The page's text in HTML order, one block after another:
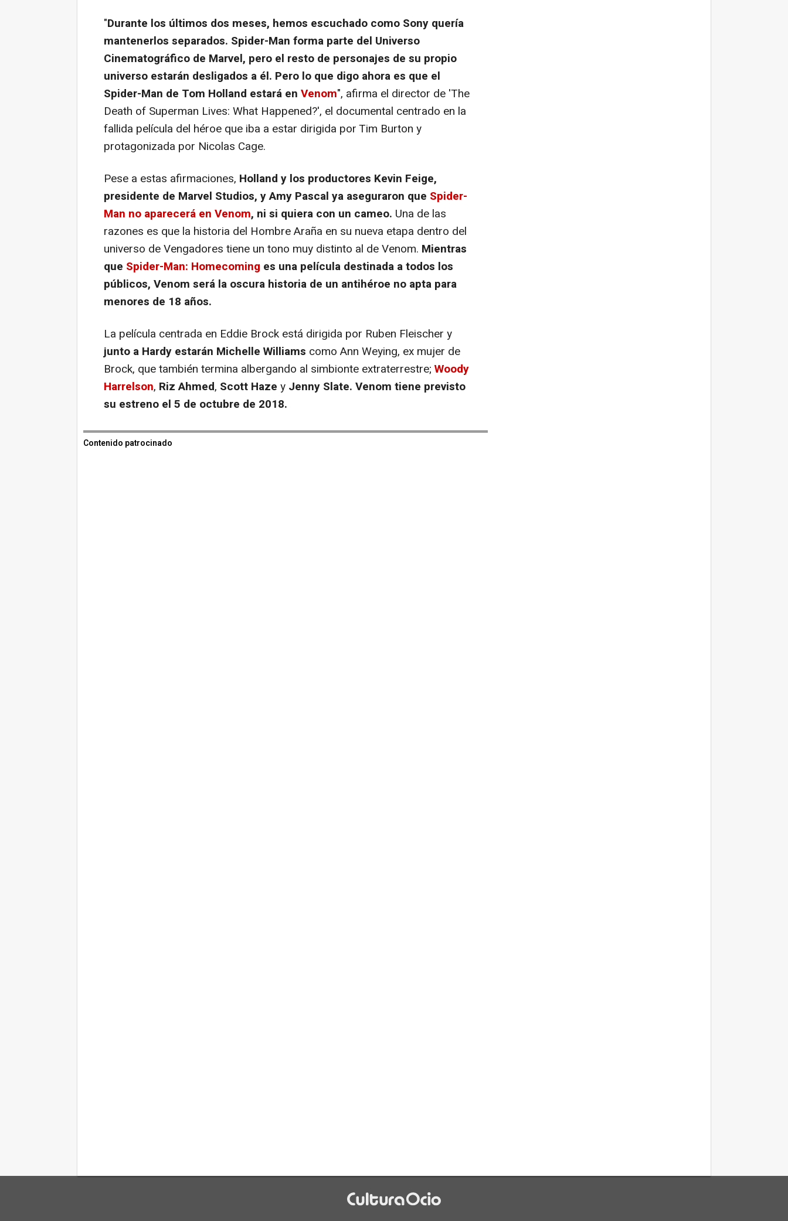
"Durante los últimos dos meses, hemos escuchado como Sony quería
mantenerlos separados. Spider-Man forma parte del Universo
Cinematográfico de Marvel, pero el resto de personajes de su propio
universo estarán desligados a él. Pero lo que digo ahora es que el
Spider-Man de Tom Holland estará en Venom", afirma el director de 'The
Death of Superman Lives: What Happened?', el documental centrado en la
fallida película del héroe que iba a estar dirigida por Tim Burton y
protagonizada por Nicolas Cage.
Pese a estas afirmaciones, Holland y los productores Kevin Feige,
presidente de Marvel Studios, y Amy Pascal ya aseguraron que Spider-
Man no aparecerá en Venom, ni si quiera con un cameo. Una de las
razones es que la historia del Hombre Araña en su nueva etapa dentro del
universo de Vengadores tiene un tono muy distinto al de Venom. Mientras
que Spider-Man: Homecoming es una película destinada a todos los
públicos, Venom será la oscura historia de un antihéroe no apta para
menores de 18 años.
La película centrada en Eddie Brock está dirigida por Ruben Fleischer y
junto a Hardy estarán Michelle Williams como Ann Weying, ex mujer de
Brock, que también termina albergando al simbionte extraterrestre; Woody
Harrelson, Riz Ahmed, Scott Haze y Jenny Slate. Venom tiene previsto
su estreno el 5 de octubre de 2018.
Contenido patrocinado